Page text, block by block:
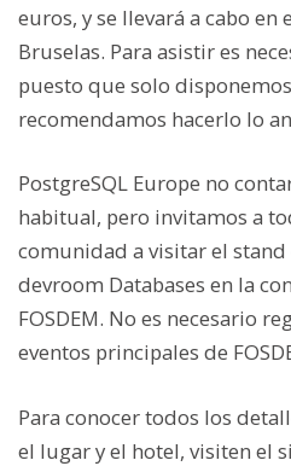
euros, y se llevará a cabo
Bruselas. Para asistir es
puesto que solo
recomendamos hacerlo lo
PostgreSQL Europe no
habitual, pero invitamos a
comunidad a visitar el stand
devroom Databases en la
FOSDEM. No es necesario
eventos principales de
Para conocer todos los
el lugar y el hotel, visiten el